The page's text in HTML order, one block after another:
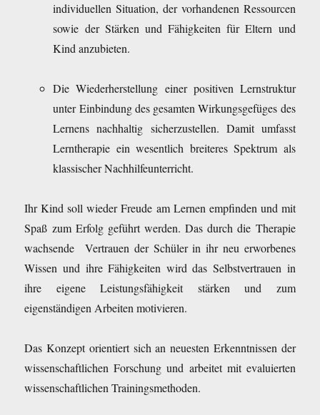
individuellen Situation, der vorhandenen Ressourcen
sowie der Stärken und Fähigkeiten für Eltern und
Kind anzubieten.
Die Wiederherstellung einer positiven Lernstruktur
unter Einbindung des gesamten Wirkungsgefüges des
Lernens nachhaltig sicherzustellen. Damit umfasst
Lerntherapie ein wesentlich breiteres Spektrum als
klassischer Nachhilfeunterricht.
Ihr Kind soll wieder Freude am Lernen empfinden und mit
Spaß zum Erfolg geführt werden. Das durch die Therapie
wachsende Vertrauen der Schüler in ihr neu erworbenes
Wissen und ihre Fähigkeiten wird das Selbstvertrauen in
ihre eigene Leistungsfähigkeit stärken und zum
eigenständigen Arbeiten motivieren.
Das Konzept orientiert sich an neuesten Erkenntnissen der
wissenschaftlichen Forschung und arbeitet mit evaluierten
wissenschaftlichen Trainingsmethoden.